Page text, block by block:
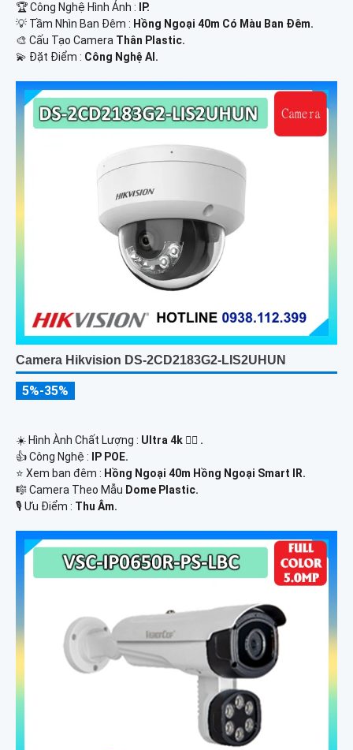
🏆 Công Nghệ Hình Ảnh :
IP.
💡 Tầm Nhìn Ban Đêm : Hồng Ngoại 40m Có Màu Ban Ðêm.
🎨 Cấu Tạo Camera Thân Plastic.
️💫 Đặt Điểm : Công Nghệ AI.
Camera Hikvision DS-2CD2183G2-LIS2UHUN
5%-35%
☀️ Hình Ành Chất Lượng : Ultra 4k 👍🏾 .
👍 Công Nghệ : IP POE.
⭐ Xem ban đêm : Hồng Ngoại 40m Hồng Ngoại Smart IR.
🎼️ Camera Theo Mẫu Dome Plastic.
️🎙 Ưu Điểm : Thu Âm.